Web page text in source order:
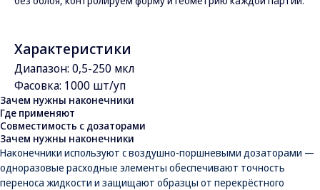
Характеристики
Диапазон: 0,5-250 мкл
Фасовка: 1000 шт/уп
Зачем нужны наконечники
Где применяют
Совместимость с дозаторами
Зачем нужны наконечники
Наконечники используют с воздушно-поршневыми дозаторами —
одноразовые расходные элементы обеспечивают точность
переноса жидкости и защищают образцы от перекрёстного